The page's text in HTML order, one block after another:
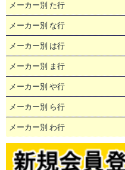
メーカー別 た行
メーカー別 な行
メーカー別 は行
メーカー別 ま行
メーカー別 や行
メーカー別 ら行
メーカー別 わ行